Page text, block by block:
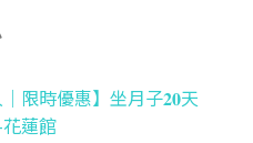
｜限時優惠】坐月子𝟐𝟎天
蓮館